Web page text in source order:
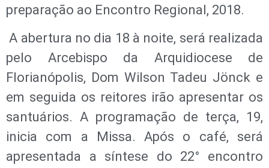
preparação ao Encontro Regional, 2018.
A abertura no dia 18 à noite, será realizada
pelo Arcebispo da Arquidiocese de
Florianópolis, Dom Wilson Tadeu Jönck e
em seguida os reitores irão apresentar os
santuários. A programação de terça, 19,
inicia com a Missa. Após o café, será
apresentada a síntese do 22° encontro